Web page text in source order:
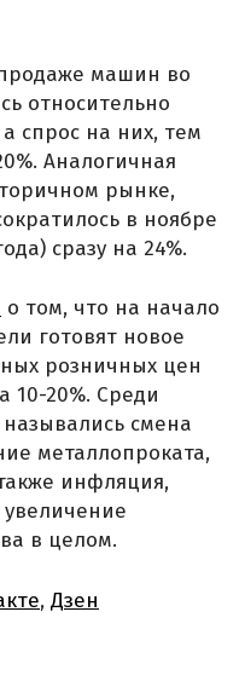
машин во
относительно
спрос на них, тем
Аналогичная
рынке,
в ноябре
сразу на 24%.
о том, что на начало
готовят новое
розничных цен
10-20%. Среди
смена
металлопроката,
инфляция,
в целом.
, Дзен